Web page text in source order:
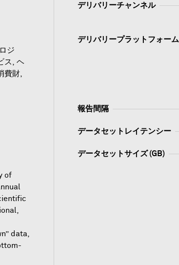
ジ
ス, ヘ
費財,
of
data,
デリバリーチャンネル
デリバリープラットフォーム
報告間隔
データセットレイテンシー
データセットサイズ (GB)